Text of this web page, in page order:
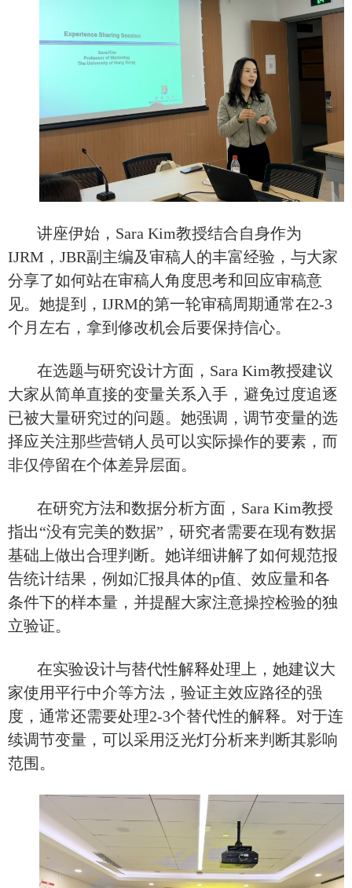
讲座伊始，Sara Kim教授结合自身作为
IJRM，JBR副主编及审稿人的丰富经验，与大家
分享了如何站在审稿人角度思考和回应审稿意
见。她提到， IJRM的第一轮审稿周期通常在2-3
个月左右，拿到修改机会后要保持信心。
在选题与研究设计方面， Sara Kim教授建议
大家从简单直接的变量关系入手，避免过度追逐
已被大量研究过的问题。她强调，调节变量的选
择应关注那些营销人员可以实际操作的要素，而
非仅停留在个体差异层面。
在研究方法和数据分析方面， Sara Kim教授
指出“没有完美的数据”，研究者需要在现有数据
基础上做出合理判断。她详细讲解了如何规范报
告统计结果，例如汇报具体的p值、效应量和各
条件下的样本量，并提醒大家注意操控检验的独
立验证。
在实验设计与替代性解释处理上，她建议大
家使用平行中介等方法， 验证主效应路径的强
度 ，通常还需要处理2-3个替代性的解释。对于连
续调节变量，可以采用泛光灯分析来判断其影响
范围。